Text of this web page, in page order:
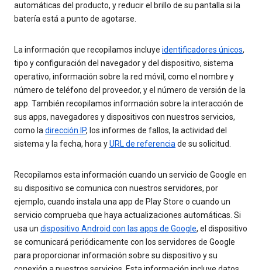
automáticas del producto, y reducir el brillo de su pantalla si la
batería está a punto de agotarse.
La información que recopilamos incluye identificadores únicos,
tipo y configuración del navegador y del dispositivo, sistema
operativo, información sobre la red móvil, como el nombre y
número de teléfono del proveedor, y el número de versión de la
app. También recopilamos información sobre la interacción de
sus apps, navegadores y dispositivos con nuestros servicios,
como ladirección IP, los informes de fallos, la actividad del
sistema y la fecha, hora yURL de referenciade su solicitud.
Recopilamos esta información cuando un servicio de Google en
su dispositivo se comunica con nuestros servidores, por
ejemplo, cuando instala una app de Play Store o cuando un
servicio comprueba que haya actualizaciones automáticas. Si
usa un dispositivo Android con las apps de Google, el dispositivo
se comunicará periódicamente con los servidores de Google
para proporcionar información sobre su dispositivo y su